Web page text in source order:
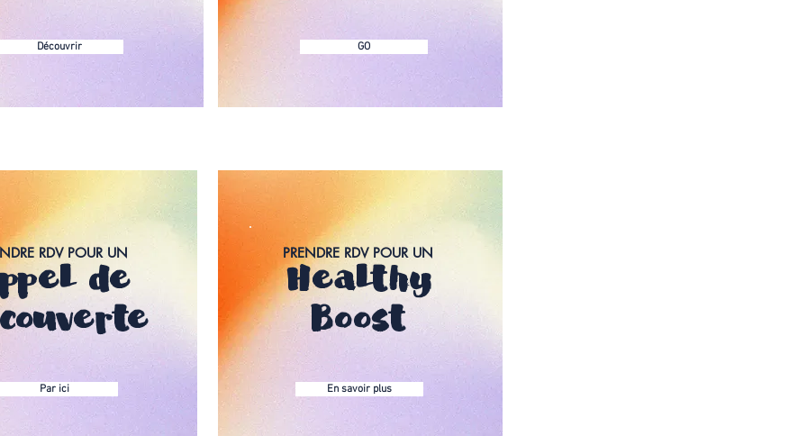
Découvrir GO
RDV POUR UN
de
Par ici
PRENDRE RDV POUR UN
Healthy
Boost
En savoir plus